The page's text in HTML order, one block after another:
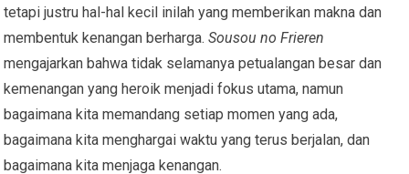
tetapi justru hal-hal kecil inilah yang memberikan makna dan
membentuk kenangan berharga.Sousou no Frieren
mengajarkan bahwa tidak selamanya petualangan besar dan
kemenangan yang heroik menjadi fokus utama, namun
bagaimana kita memandang setiap momen yang ada,
bagaimana kita menghargai waktu yang terus berjalan, dan
bagaimana kita menjaga kenangan.